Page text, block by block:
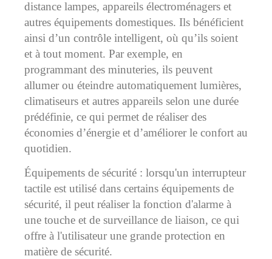
distance lampes, appareils électroménagers et
autres équipements domestiques. Ils bénéficient
ainsi d’un contrôle intelligent, où qu’ils soient
et à tout moment. Par exemple, en
programmant des minuteries, ils peuvent
allumer ou éteindre automatiquement lumières,
climatiseurs et autres appareils selon une durée
prédéfinie, ce qui permet de réaliser des
économies d’énergie et d’améliorer le confort au
quotidien.
Équipements de sécurité : lorsqu'un interrupteur
tactile est utilisé dans certains équipements de
sécurité, il peut réaliser la fonction d'alarme à
une touche et de surveillance de liaison, ce qui
offre à l'utilisateur une grande protection en
matière de sécurité.